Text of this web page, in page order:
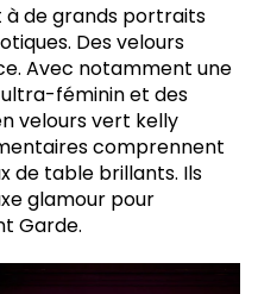
de grands portraits
Des velours
Avec notamment une
féminin et des
velours vert kelly
comprennent
de table brillants. Ils
glamour pour
Garde.